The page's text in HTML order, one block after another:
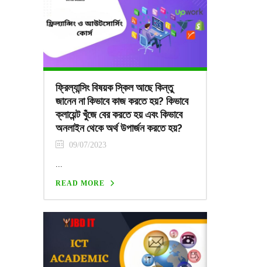
ফ্রিল্যান্সিং বিষয়ক স্কিল আছে কিন্তু
জানেন না কিভাবে কাজ করতে হয়? কিভাবে
ক্লায়েন্ট খুঁজে বের করতে হয় এবং কিভাবে
অনলাইন থেকে অর্থ উপার্জন করতে হয়?
09/07/2023
READ MORE